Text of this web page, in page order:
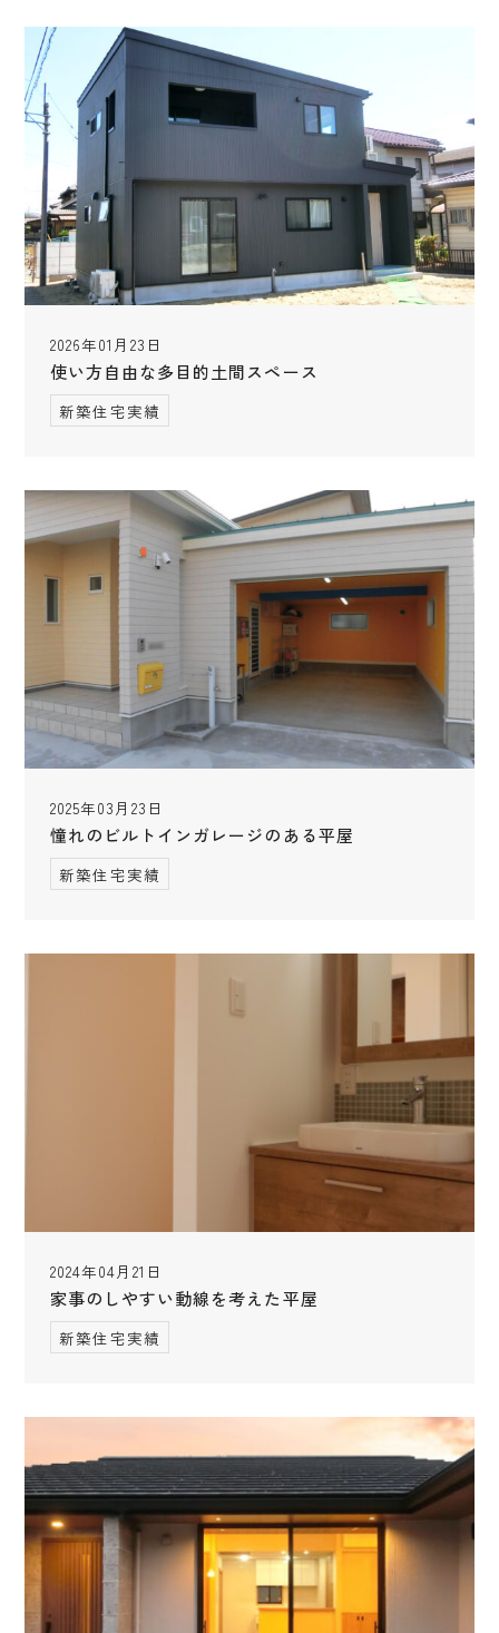
2026年01月23日
使い方自由な多目的土間スペース
新築住宅実績
2025年03月23日
憧れのビルトインガレージのある平屋
新築住宅実績
2024年04月21日
家事のしやすい動線を考えた平屋
新築住宅実績